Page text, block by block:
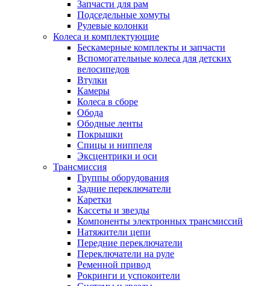
Запчасти для рам
Подседельные хомуты
Рулевые колонки
Колеса и комплектующие
Бескамерные комплекты и запчасти
Вспомогательные колеса для детских
велосипедов
Втулки
Камеры
Колеса в сборе
Обода
Ободные ленты
Покрышки
Спицы и ниппеля
Эксцентрики и оси
Трансмиссия
Группы оборудования
Задние переключатели
Каретки
Кассеты и звезды
Компоненты электронных трансмиссий
Натяжители цепи
Передние переключатели
Переключатели на руле
Ременной привод
Рокринги и успокоители